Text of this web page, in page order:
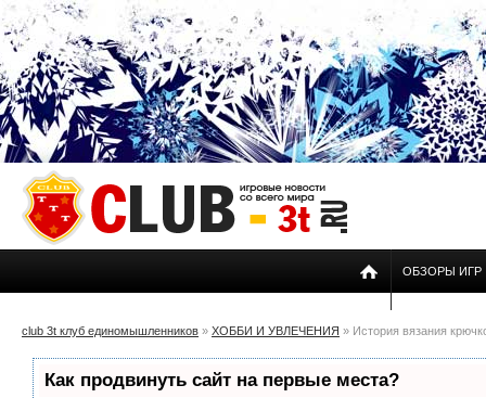
ОБЗОРЫ ИГР
club 3t клуб единомышленников » ХОББИ И УВЛЕЧЕНИЯ » История вязания
Как продвинуть сайт на первые места?